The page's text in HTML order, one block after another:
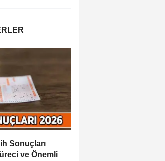
Kemal Atatürk'e
Sonuçları
ve Önemli